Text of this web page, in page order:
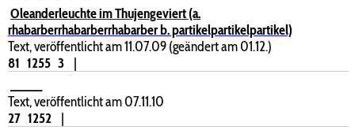
Oleanderleuchte im Thujengeviert (a.
rhabarberrhabarberrhabarber b. partikelpartikelpartikel)
Text, veröffentlicht am 11.07.09 (geändert am 01.12.)
81 1255 3
|
Text, veröffentlicht am 07.11.10
27 1252
|